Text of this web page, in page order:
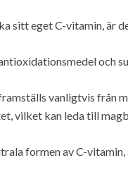
sitt eget C-vitamin,
och
vanligtvis från
vilket kan leda till
formen av C-